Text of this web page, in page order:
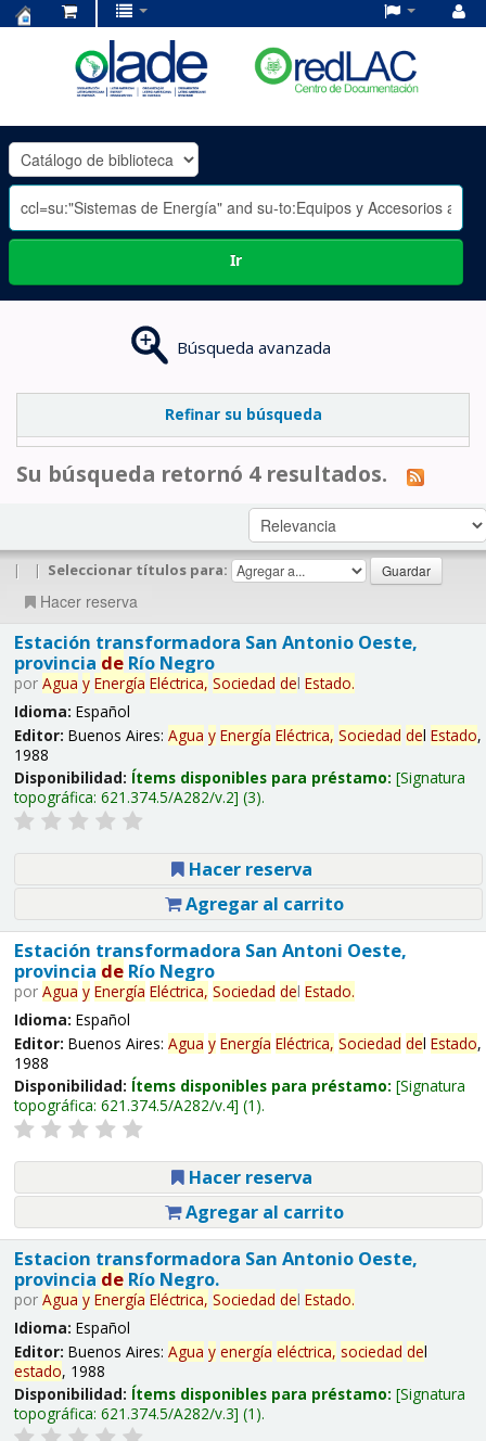
OLADE
-
Ir
Búsqueda avanzada
Refinar su búsqueda
Su búsqueda retornó 4 resultados.
| | Seleccionar títulos para:
Hacer reserva
Estación transformadora San Antonio Oeste,
provincia deRío Negro
por Agua y Energía Eléctrica, Sociedad del Estado.
Idioma: Español
Editor: Buenos Aires: Agua y Energía Eléctrica, Sociedad del Estado,
1988
Disponibilidad: Ítems disponibles para préstamo: Signatura
topográfica: 621.374.5/A282/v.2 (3).
Hacer reserva
Agregar al carrito
Estación transformadora San Antoni Oeste,
provincia deRío Negro
por Agua y Energía Eléctrica, Sociedad del Estado.
Idioma: Español
Editor: Buenos Aires: Agua y Energía Eléctrica, Sociedad del Estado,
1988
Disponibilidad: Ítems disponibles para préstamo: Signatura
topográfica: 621.374.5/A282/v.4 (1).
Hacer reserva
Agregar al carrito
Estacion transformadora San Antonio Oeste,
provincia deRío Negro.
por Agua y Energía Eléctrica, Sociedad del Estado.
Idioma: Español
Editor: Buenos Aires: Agua y energía eléctrica, sociedad del
estado, 1988
Disponibilidad: Ítems disponibles para préstamo: Signatura
topográfica: 621.374.5/A282/v.3 (1).